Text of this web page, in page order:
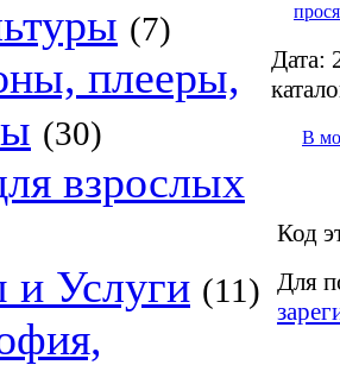
(7)
плееры,
(30)
взрослых
и Услуги (11)
Дата:
В
Код
Для